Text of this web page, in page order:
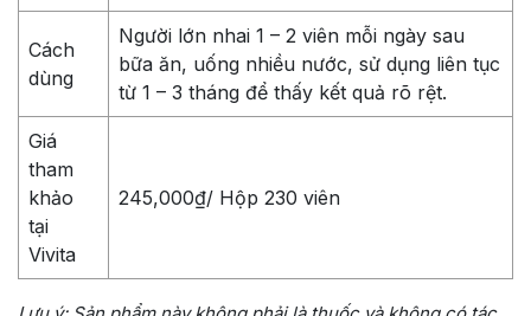
Cách
dùng
Người lớn nhai 1 – 2 viên mỗi ngày sau
bữa ăn, uống nhiều nước, sử dụng liên tục
từ 1 – 3 tháng để thấy kết quả rõ rệt.
Giá
tham
khảo
tại
Vivita
245,000₫/ Hộp 230 viên